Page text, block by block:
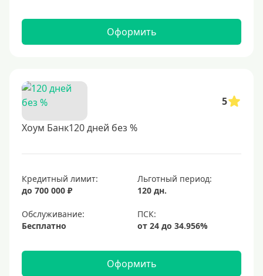
Оформить
5
Хоум Банк120 дней без %
Кредитный лимит:
до 700 000 ₽
Льготный период:
120 дн.
Обслуживание:
Бесплатно
Оформить